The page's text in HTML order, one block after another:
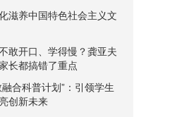
滋养中国特色社会主义文
敢开口、学得慢？龚亚夫
长都搞错了重点
合科普计划”：引领学生
创新未来